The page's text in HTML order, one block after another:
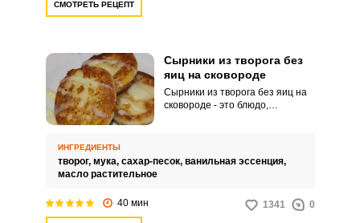
СМОТРЕТЬ РЕЦЕПТ
Сырники из творога без
яиц на сковороде
Сырники из творога без яиц на
сковороде - это блюдо,
добавления яиц. Этот рецепт
подходит для людей, которые
здорового блюда на основе
ИНГРЕДИЕНТЫ
творог, мука, сахар-песок, ванильная эссенция,
масло растительное
40 мин 1341 0